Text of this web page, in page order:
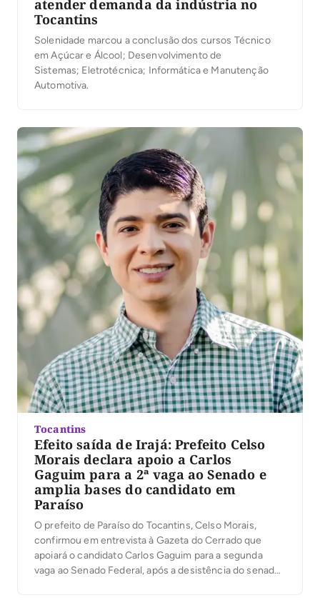
atender demanda da indústria no
Tocantins
Solenidade marcou a conclusão dos cursos Técnico
em Açúcar e Álcool; Desenvolvimento de
Sistemas; Eletrotécnica; Informática e Manutenção
Automotiva.
Tocantins
Efeito saída de Irajá: Prefeito Celso
Morais declara apoio a Carlos
Gaguim para a 2ª vaga ao Senado e
amplia bases do candidato em
Paraíso
O prefeito de Paraíso do Tocantins, Celso Morais,
confirmou em entrevista à Gazeta do Cerrado que
apoiará o candidato Carlos Gaguim para a segunda
vaga ao Senado Federal, após a desistência do senador